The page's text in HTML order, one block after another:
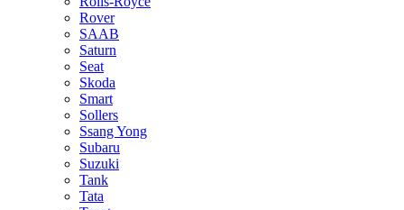
Rover
SAAB
Saturn
Seat
Skoda
Smart
Sollers
Ssang Yong
Subaru
Suzuki
Tank
Tata